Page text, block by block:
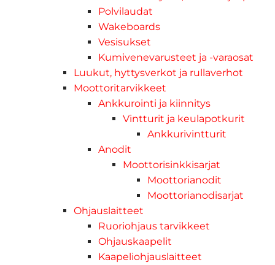
Polvilaudat
Wakeboards
Vesisukset
Kumivenevarusteet ja -varaosat
Luukut, hyttysverkot ja rullaverhot
Moottoritarvikkeet
Ankkurointi ja kiinnitys
Vintturit ja keulapotkurit
Ankkurivintturit
Anodit
Moottorisinkkisarjat
Moottorianodit
Moottorianodisarjat
Ohjauslaitteet
Ruoriohjaus tarvikkeet
Ohjauskaapelit
Kaapeliohjauslaitteet